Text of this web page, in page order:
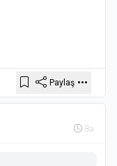
Paylaş
8a